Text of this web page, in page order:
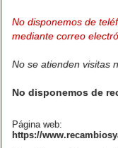
No disponemos de
mediante correo
No se atienden visitas
No disponemos de
Página web:
https://